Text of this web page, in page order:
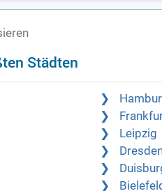
Städten
Leipzig